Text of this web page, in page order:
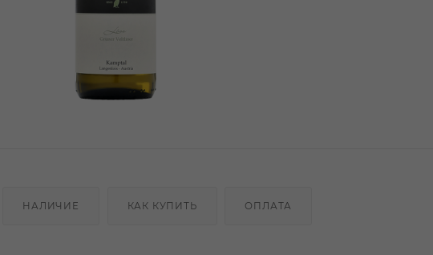
НАЛИЧИЕ КАК КУПИТЬ ОПЛАТА